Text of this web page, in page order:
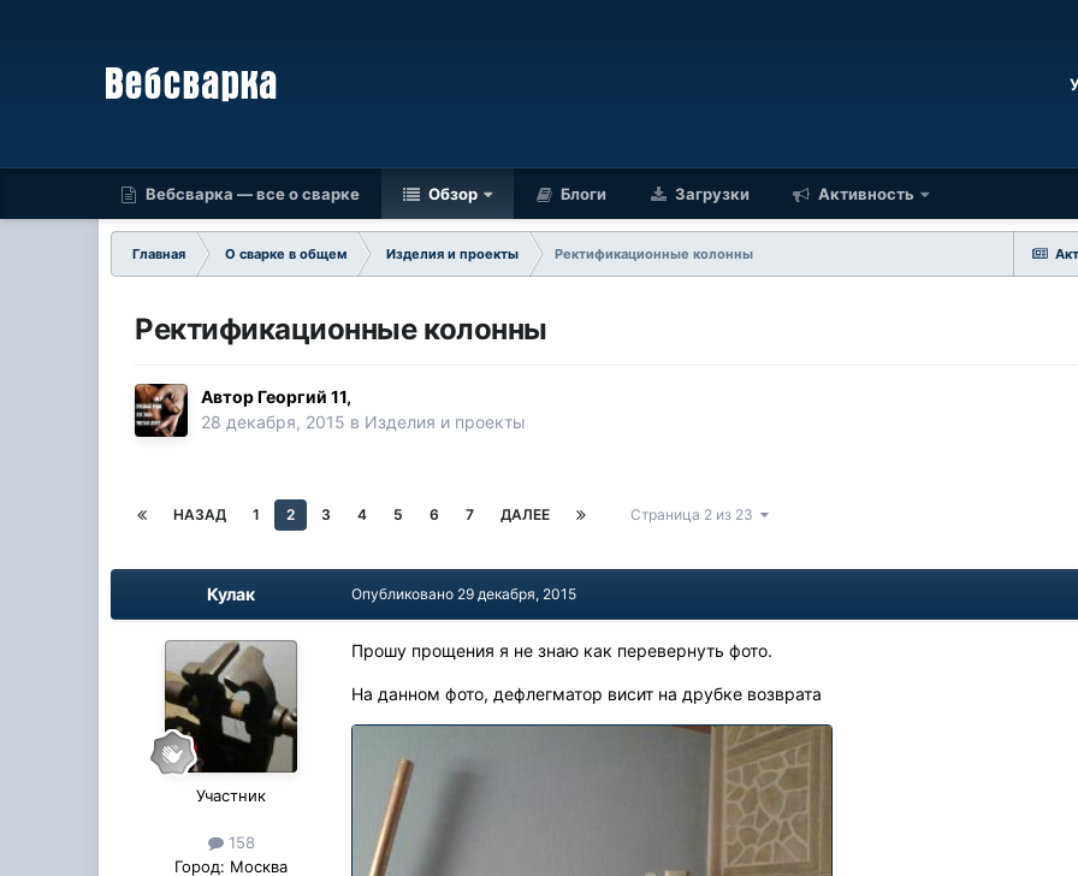
Вебсварка — все о сварке Обзор Блоги Загрузки Активность
Главная О сварке в общем Изделия и проекты Ректификационные колонны
Ректификационные колонны
АвторГеоргий 11,
28 декабря, 2015 в Изделия и проекты
НАЗАД 1 2 3 4 5 6 7 ДАЛЕЕ Страница 2 из 23
Кулак
Участник
158
Город: Москва
Опубликовано 29 декабря, 2015
Прошу прощения я не знаю как перевернуть фото.
На данном фото, дефлегматор висит на друбке возврата